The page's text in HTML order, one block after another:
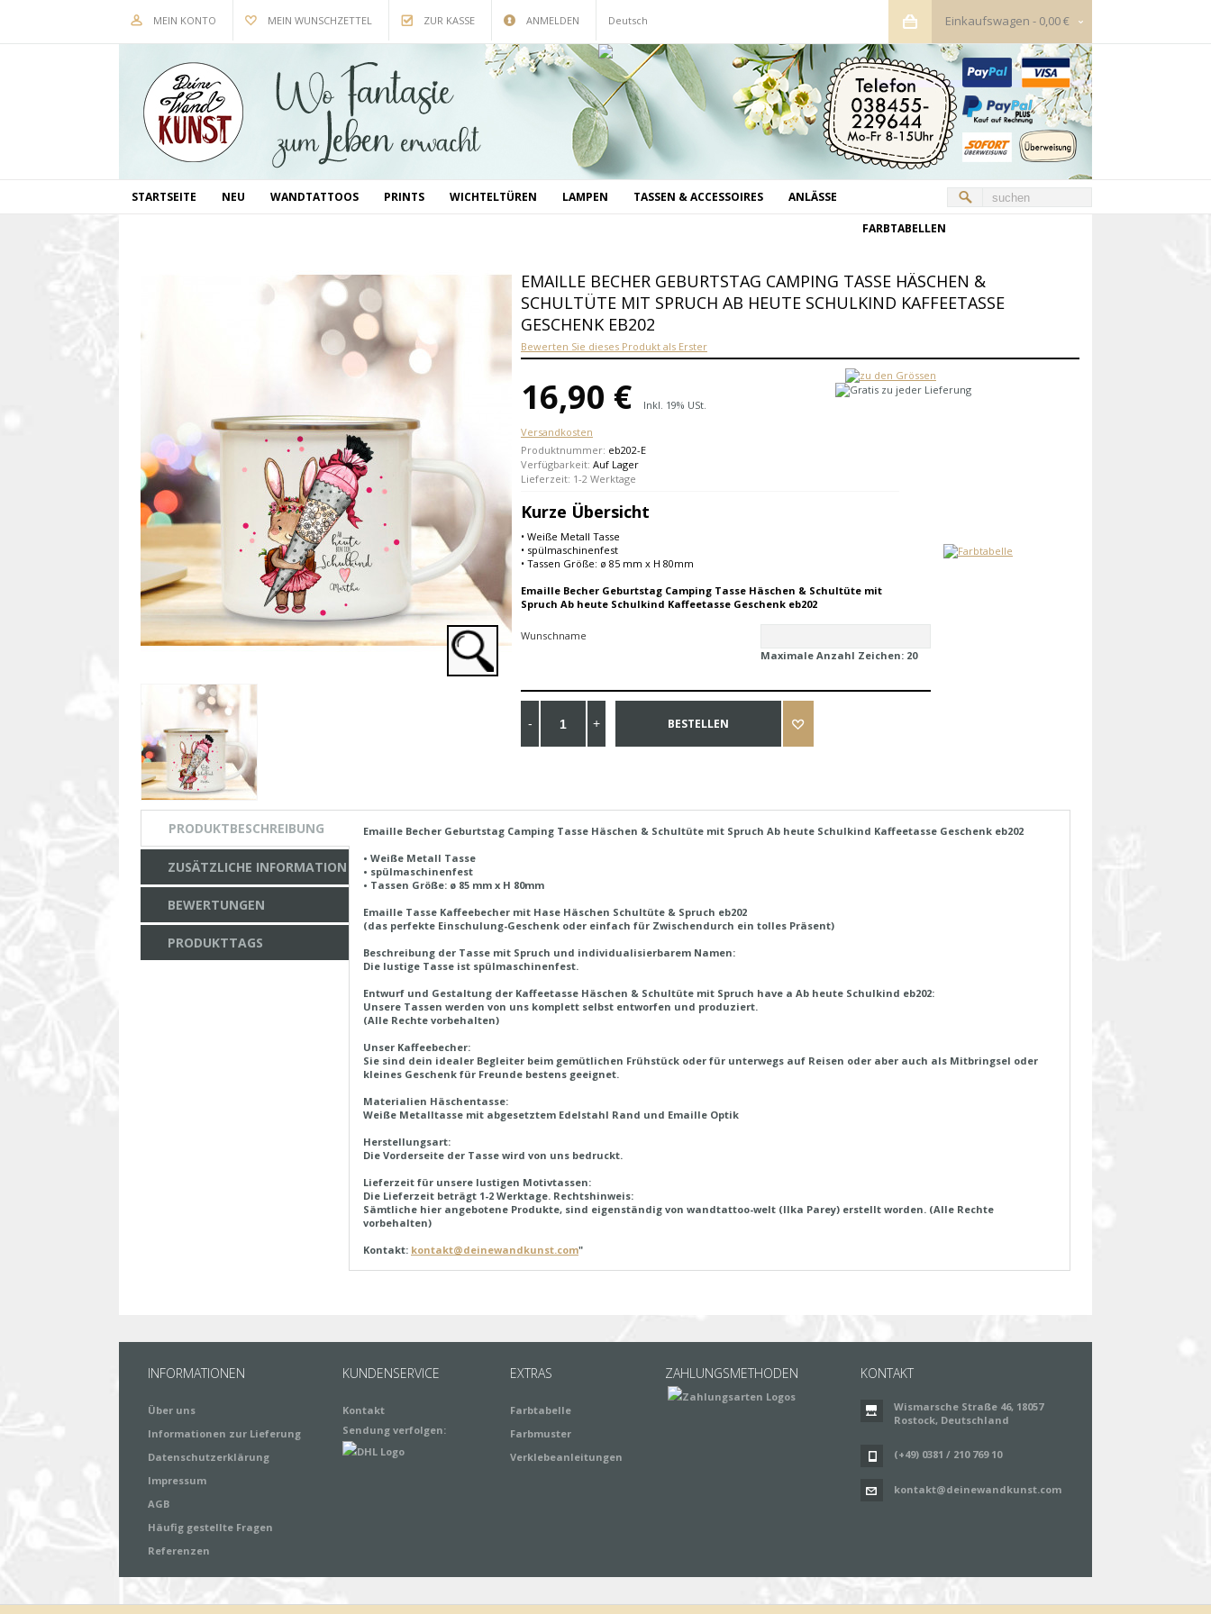
MEIN KONTO MEIN WUNSCHZETTEL ZUR KASSE ANMELDEN Deutsch Einkaufswagen - 0,00 €
STARTSEITE NEU WANDTATTOOS PRINTS WICHTELTÜREN LAMPEN TASSEN & ACCESSOIRES ANLÄSSE
FARBTABELLEN
EMAILLE BECHER GEBURTSTAG CAMPING TASSE HÄSCHEN &
SCHULTÜTE MIT SPRUCH AB HEUTE SCHULKIND KAFFEETASSE
GESCHENK EB202
Bewerten Sie dieses Produkt als Erster
16,90 €
Inkl. 19% USt.
Versandkosten
Produktnummer: eb202-E
Verfügbarkeit: Auf Lager
Lieferzeit: 1-2 Werktage
Kurze Übersicht
• Weiße Metall Tasse
• spülmaschinenfest
• Tassen Größe: ø 85 mm x H 80mm
Emaille Becher Geburtstag Camping Tasse Häschen & Schultüte mit
Spruch Ab heute Schulkind Kaffeetasse Geschenk eb202
Wunschname
Maximale Anzahl Zeichen: 20
BESTELLEN
PRODUKTBESCHREIBUNG
ZUSÄTZLICHE INFORMATION
BEWERTUNGEN
PRODUKTTAGS
Emaille Becher Geburtstag Camping Tasse Häschen & Schultüte mit Spruch Ab heute Schulkind Kaffeetasse Geschenk eb202
• Weiße Metall Tasse
• spülmaschinenfest
• Tassen Größe: ø 85 mm x H 80mm
Emaille Tasse Kaffeebecher mit Hase Häschen Schultüte & Spruch eb202
(das perfekte Einschulung-Geschenk oder einfach für Zwischendurch ein tolles Präsent)
Beschreibung der Tasse mit Spruch und individualisierbarem Namen:
Die lustige Tasse ist spülmaschinenfest.
Entwurf und Gestaltung der Kaffeetasse Häschen & Schultüte mit Spruch have a Ab heute Schulkind eb202:
Unsere Tassen werden von uns komplett selbst entworfen und produziert.
(Alle Rechte vorbehalten)
Unser Kaffeebecher:
Sie sind dein idealer Begleiter beim gemütlichen Frühstück oder für unterwegs auf Reisen oder aber auch als Mitbringsel oder
kleines Geschenk für Freunde bestens geeignet.
Materialien Häschentasse:
Weiße Metalltasse mit abgesetztem Edelstahl Rand und Emaille Optik
Herstellungsart:
Die Vorderseite der Tasse wird von uns bedruckt.
Lieferzeit für unsere lustigen Motivtassen:
Die Lieferzeit beträgt 1-2 Werktage. Rechtshinweis:
Sämtliche hier angebotene Produkte, sind eigenständig von wandtattoo-welt (Ilka Parey) erstellt worden. (Alle Rechte
vorbehalten)
Kontakt: kontakt@deinewandkunst.com"
INFORMATIONEN
Über uns
Informationen zur Lieferung
Datenschutzerklärung
Impressum
AGB
Häufig gestellte Fragen
Referenzen
KUNDENSERVICE
Kontakt
Sendung verfolgen:
EXTRAS
Farbtabelle
Farbmuster
Verklebeanleitungen
ZAHLUNGSMETHODEN KONTAKT
Wismarsche Straße 46, 18057
Rostock, Deutschland
(+49) 0381 / 210 769 10
kontakt@deinewandkunst.com